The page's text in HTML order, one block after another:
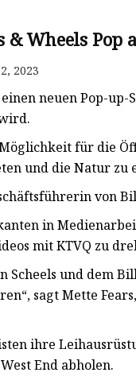
Wheels Pop
2023
neuen Pop-up-
für die
und die Natur zu
von
in
mit KTVQ zu
Scheels und dem
sagt Mette
ihre
End abholen.